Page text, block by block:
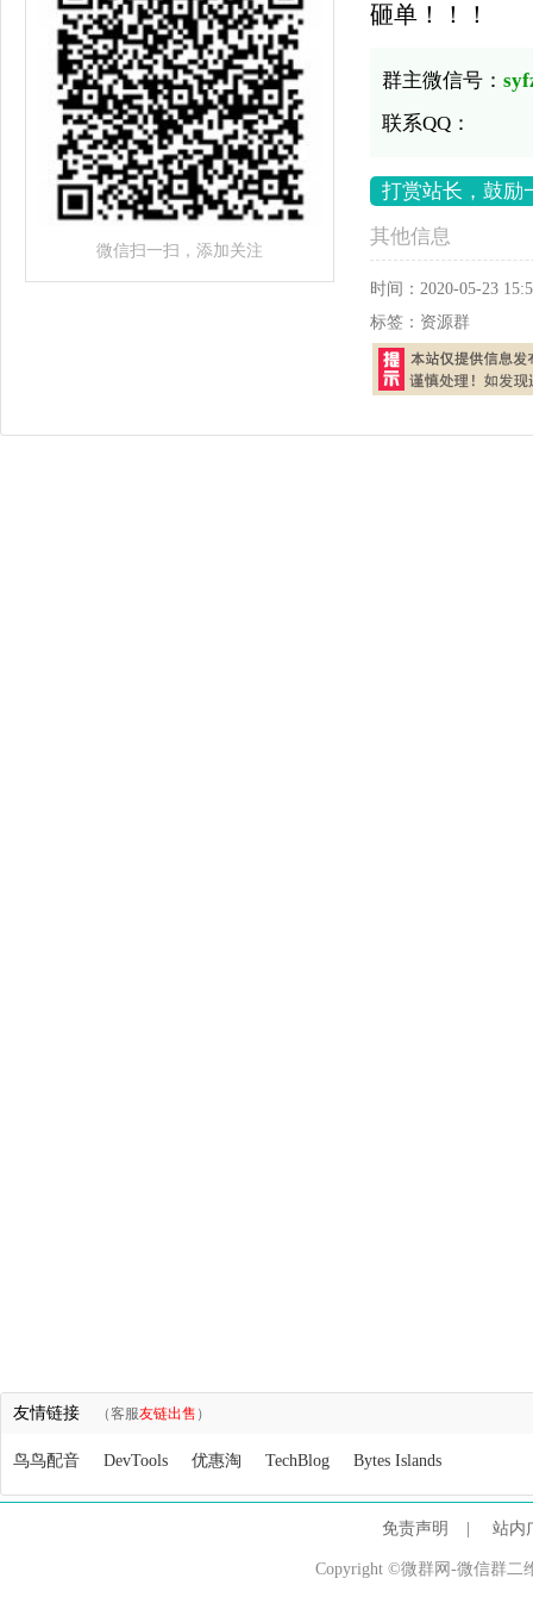
微信扫一扫，添加关注
砸单！！！
群主微信号：
联系QQ：
打赏站长，鼓励
其他信息
时间： 2020-05-23
标签： 资源群
友情链接 （客服友链出售 ）
鸟鸟配音 DevTools 优惠淘 TechBlog Bytes Islands
免责声明 站内
Copyright ©微群网-微信群二